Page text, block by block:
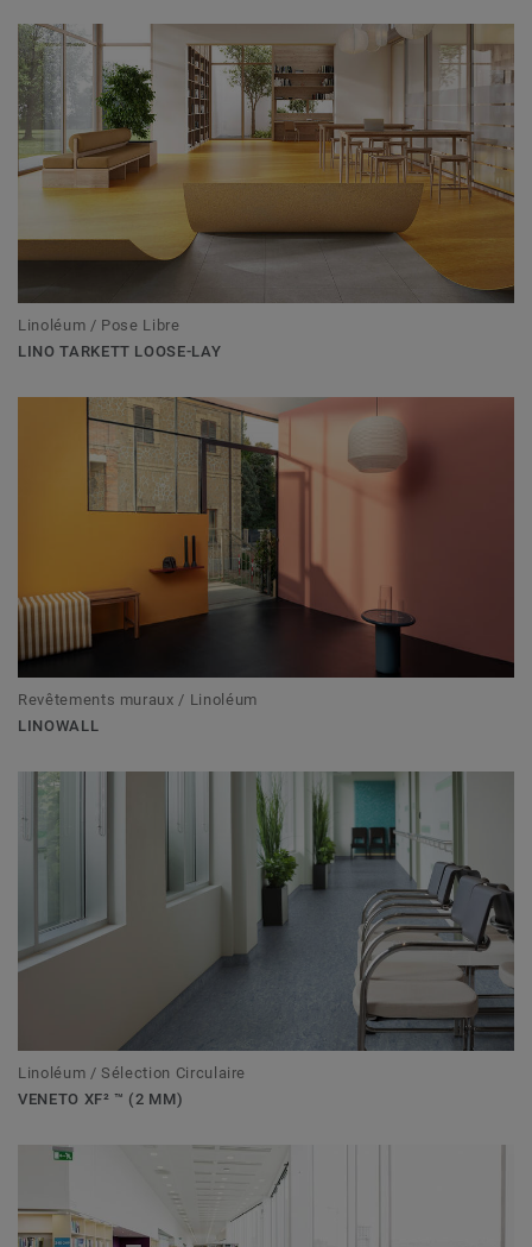
Linoléum / Pose Libre
LINO TARKETT LOOSE-LAY
Revêtements muraux / Linoléum
LINOWALL
Linoléum / Sélection Circulaire
VENETO XF² ™ (2 MM)